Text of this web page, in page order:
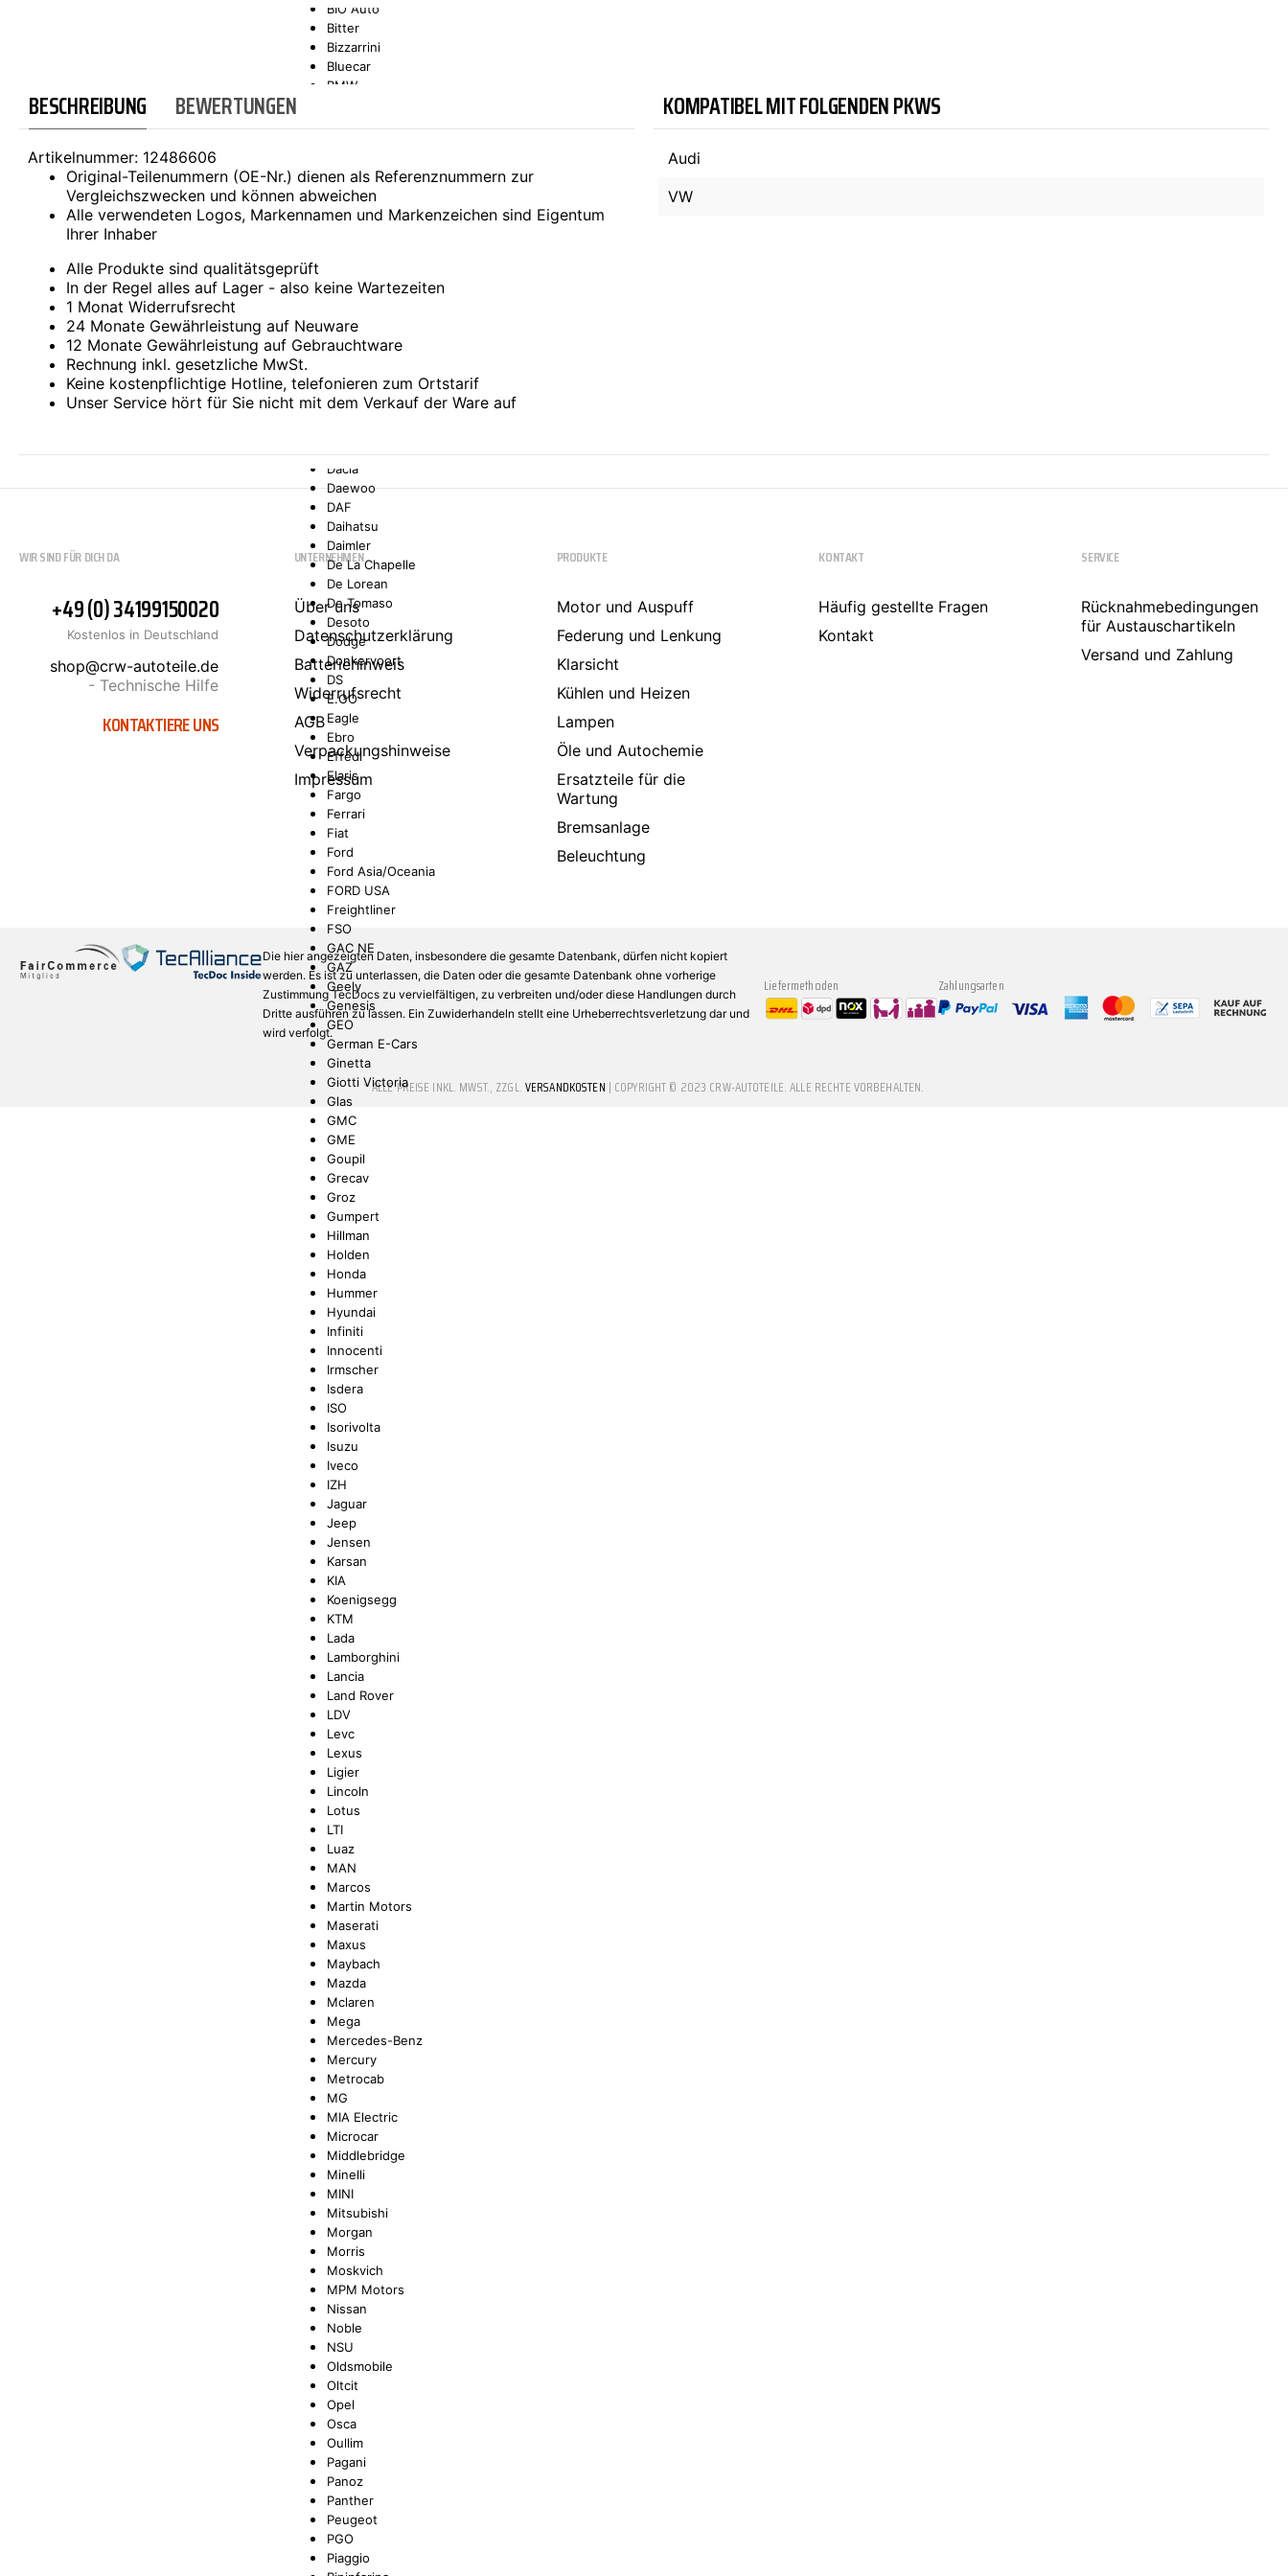
SONAX
BIO Auto
Bitter
Bizzarrini
Bluecar
BMW
Bugatti
Buick
Cadillac
Caterham
Chatenet
Checker
Chrysler
Citroën
Dacia
Daewoo
DAF
Daihatsu
Daimler
De La Chapelle
De Lorean
De Tomaso
Desoto
Dodge
Donkervoort
DS
E.GO
Eagle
Ebro
Effedi
Elaris
Fargo
Ferrari
Fiat
Ford
Ford Asia/Oceania
FORD USA
Freightliner
FSO
GAC NE
GAZ
Geely
Genesis
GEO
German E-Cars
Ginetta
Giotti Victoria
Glas
GMC
GME
Goupil
Grecav
Groz
Gumpert
Hillman
Holden
Honda
Hummer
Hyundai
Infiniti
Innocenti
Irmscher
Isdera
ISO
Isorivolta
Isuzu
Iveco
IZH
Jaguar
Jeep
Jensen
Karsan
KIA
Koenigsegg
KTM
Lada
Lamborghini
Lancia
Land Rover
LDV
Levc
Lexus
Ligier
Lincoln
Lotus
LTI
Luaz
MAN
Marcos
Martin Motors
Maserati
Maxus
Maybach
Mazda
Mclaren
Mega
Mercedes-Benz
Mercury
Metrocab
MG
MIA Electric
Microcar
Middlebridge
Minelli
MINI
Mitsubishi
Morgan
Morris
Moskvich
MPM Motors
Nissan
Noble
NSU
Oldsmobile
Oltcit
Opel
Osca
Oullim
Pagani
Panoz
Panther
Peugeot
PGO
Piaggio
BESCHREIBUNG BEWERTUNGEN
Artikelnummer: 12486606
Original-Teilenummern (OE-Nr.) dienen als Referenznummern zur
Vergleichszwecken und können abweichen
Alle verwendeten Logos, Markennamen und Markenzeichen sind Eigentum
Ihrer Inhaber
Alle Produkte sind qualitätsgeprüft
In der Regel alles auf Lager - also keine Wartezeiten
1 Monat Widerrufsrecht
24 Monate Gewährleistung auf Neuware
12 Monate Gewährleistung auf Gebrauchtware
Rechnung inkl. gesetzliche MwSt.
Keine kostenpflichtige Hotline, telefonieren zum Ortstarif
Unser Service hört für Sie nicht mit dem Verkauf der Ware auf
KOMPATIBEL MIT FOLGENDEN PKWS
Audi
VW
WIR SIND FÜR DICH DA
+49 (0) 34199150020
Kostenlos in Deutschland
shop@crw-autoteile.de
- Technische Hilfe
KONTAKTIERE UNS
UNTERNEHMEN
Über uns
Datenschutzerklärung
Batteriehinweis
Widerrufsrecht
AGB
Verpackungshinweise
Impressum
PRODUKTE
Motor und Auspuff
Federung und Lenkung
Klarsicht
Kühlen und Heizen
Lampen
Öle und Autochemie
Ersatzteile für die
Wartung
Bremsanlage
Beleuchtung
KONTAKT
Häufig gestellte Fragen
Kontakt
SERVICE
Rücknahmebedingungen
für Austauschartikeln
Versand und Zahlung
Die hier angezeigten Daten, insbesondere die gesamte Datenbank, dürfen nicht kopiert
werden. Es ist zu unterlassen, die Daten oder die gesamte Datenbank ohne vorherige
Zustimmung TecDocs zu vervielfältigen, zu verbreiten und/oder diese Handlungen durch
Dritte ausführen zu lassen. Ein Zuwiderhandeln stellt eine Urheberrechtsverletzung dar und
wird verfolgt.
Liefermethoden Zahlungsarten
* ALLE PREISE INKL. MWST., ZZGL.VERSANDKOSTEN | COPYRIGHT © 2023 CRW-AUTOTEILE. ALLE RECHTE VORBEHALTEN.